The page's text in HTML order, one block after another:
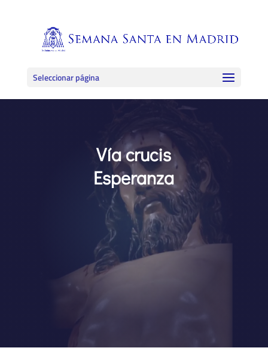
Seleccionar página
Vía crucis
Esperanza